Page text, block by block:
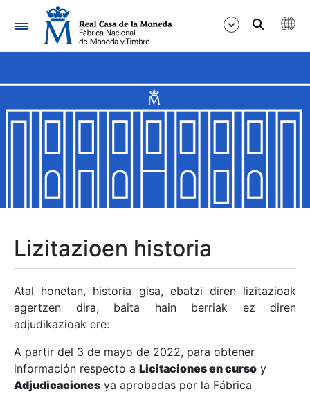
Nabigazioa
Erakutsi/Ezkutatu
Erakutsi/Ezkutatu
Erakutsi/Ezkutatu
Erakutsi/Ezkutatu
Erakutsi/Ezkutatu
Erakutsi/Ezkutatu
Lizitazioen historia
Atal honetan, historia gisa, ebatzi diren lizitazioak
agertzen dira, baita hain berriak ez diren
adjudikazioak ere:
A partir del 3 de mayo de 2022, para obtener
información respecto a Licitaciones en curso y
Adjudicaciones ya aprobadas por la Fábrica